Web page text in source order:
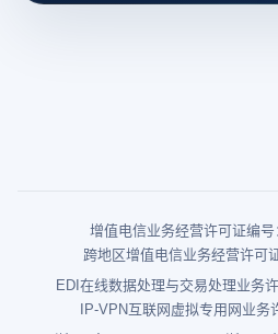
增值电信业务经营许可证编
跨地区增值电信业务经营许可
EDI在线数据处理与交易处理业务
IP-VPN互联网虚拟专用网业务